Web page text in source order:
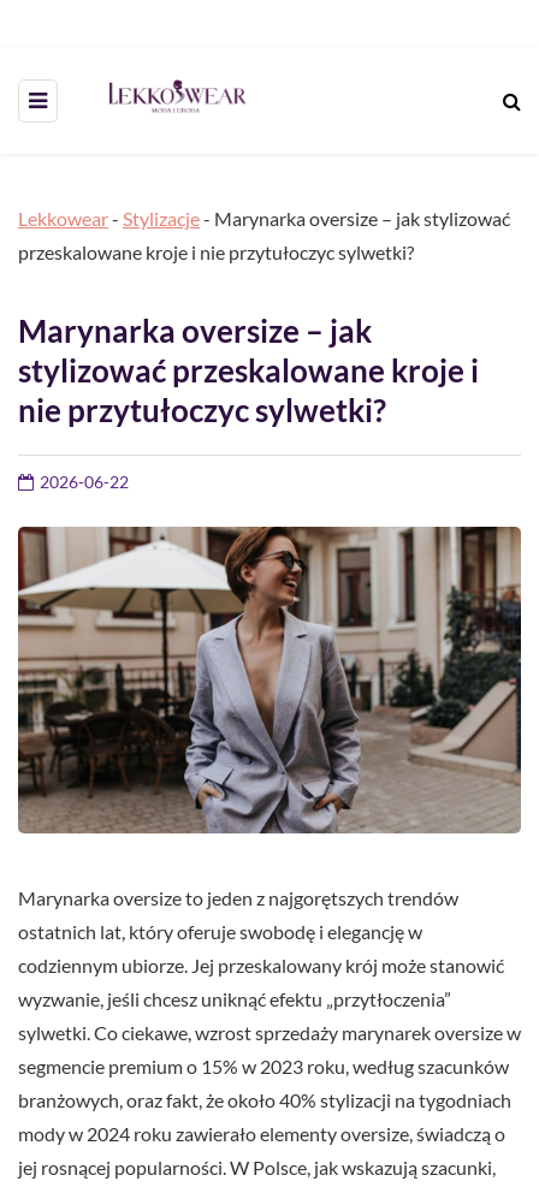
Lekkowear- Stylizacje- Marynarka oversize – jak stylizować
przeskalowane kroje i nie przytułoczyc sylwetki?
Marynarka oversize – jak
stylizować przeskalowane kroje i
nie przytułoczyc sylwetki?
2026-06-22
Marynarka oversize to jeden z najgorętszych trendów
ostatnich lat, który oferuje swobodę i elegancję w
codziennym ubiorze. Jej przeskalowany krój może stanowić
wyzwanie, jeśli chcesz uniknąć efektu „przytłoczenia”
sylwetki. Co ciekawe, wzrost sprzedaży marynarek oversize w
segmencie premium o 15% w 2023 roku, według szacunków
branżowych, oraz fakt, że około 40% stylizacji na tygodniach
mody w 2024 roku zawierało elementy oversize, świadczą o
jej rosnącej popularności. W Polsce, jak wskazują szacunki,